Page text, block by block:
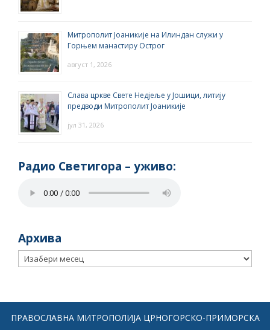
Митрополит Јоаникије на Илиндан служи у
Горњем манастиру Острог
август 1, 2026
Слава цркве Свете Недјеље у Јошици, литију
предводи Митрополит Јоаникије
јул 31, 2026
Радио Светигора – yживо:
Архива
Архива
ПРАВОСЛАВНА МИТРОПОЛИЈА ЦРНОГОРСКО-ПРИМОРСКА